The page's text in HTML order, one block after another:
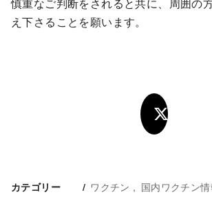
え下さることを願います。
カテゴリー ワクチン 国内ワクチン